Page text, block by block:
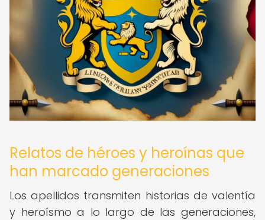
Relatos de héroes y heroínas que
han marcado generaciones
Los apellidos transmiten historias de valentía
y heroísmo a lo largo de las generaciones,